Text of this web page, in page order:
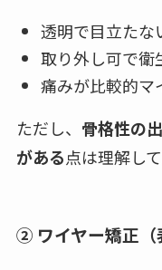
透明で目立たな
取り外し可で衛
痛みが比較的マ
ただし、 骨格性の
がある点は理解し
② ワイヤー矯正（